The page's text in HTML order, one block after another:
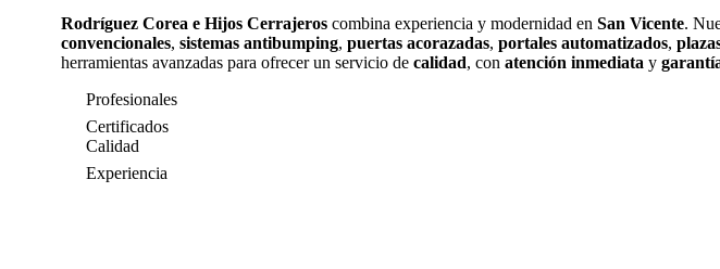
Rodríguez Corea e Hijos Cerrajeros combina experiencia y modernidad en San Vicente.
convencionales, sistemas antibumping, puertas acorazadas, portales automatizados,
herramientas avanzadas para ofrecer un servicio de calidad, con atención inmediata y
Profesionales
Certificados
Calidad
Experiencia